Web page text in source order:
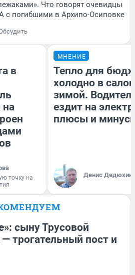
Что говорят очевидцы
с погибшими в Архипо-Осиповке
в
на
точку на
МНЕНИЕ
Тепло для
холодно в
зимой.
ездит на
плюсы и
Денис Дедюхин
сыну Трусовой
трогательный пост и